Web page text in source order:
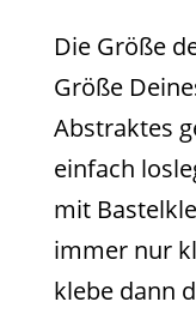
Die Größe
Größe
Abstraktes
einfach
mit
immer nur
klebe dann